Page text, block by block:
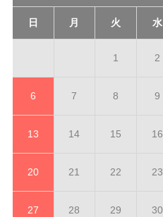
日 月 火 水
1 2
6 7 8 9
13 14 15 16
20 21 22 23
27 28 29 30